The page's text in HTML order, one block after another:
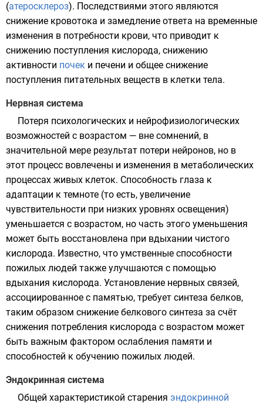
(атеросклероз). Последствиями этого являются
снижение кровотока и замедление ответа на временные
изменения в потребности крови, что приводит к
снижению поступления кислорода, снижению
активности почек и печени и общее снижение
поступления питательных веществ в клетки тела.
Нервная система
Потеря психологических и нейрофизиологических
возможностей с возрастом — вне сомнений, в
значительной мере результат потери нейронов, но в
этот процесс вовлечены и изменения в метаболических
процессах живых клеток. Способность глаза к
адаптации к темноте (то есть, увеличение
чувствительности при низких уровнях освещения)
уменьшается с возрастом, но часть этого уменьшения
может быть восстановлена при вдыхании чистого
кислорода. Известно, что умственные способности
пожилых людей также улучшаются с помощью
вдыхания кислорода. Установление нервных связей,
ассоциированное с памятью, требует синтеза белков,
таким образом снижение белкового синтеза за счёт
снижения потребления кислорода с возрастом может
быть важным фактором ослабления памяти и
способностей к обучению пожилых людей.
Эндокринная система
Общей характеристикой старения эндокринной